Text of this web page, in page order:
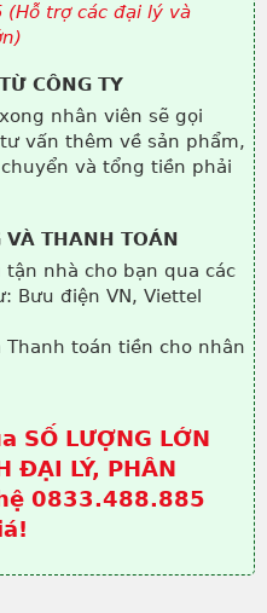
(Hỗ trợ các đại lý và
CÔNG TY
nhân viên sẽ gọi
vấn thêm về sản phẩm,
và tổng tiền phải
VÀ THANH TOÁN
nhà cho bạn qua các
Bưu điện VN, Viettel
toán tiền cho nhân
SỐ LƯỢNG LỚN
ĐẠI LÝ, PHÂN
0833.488.885